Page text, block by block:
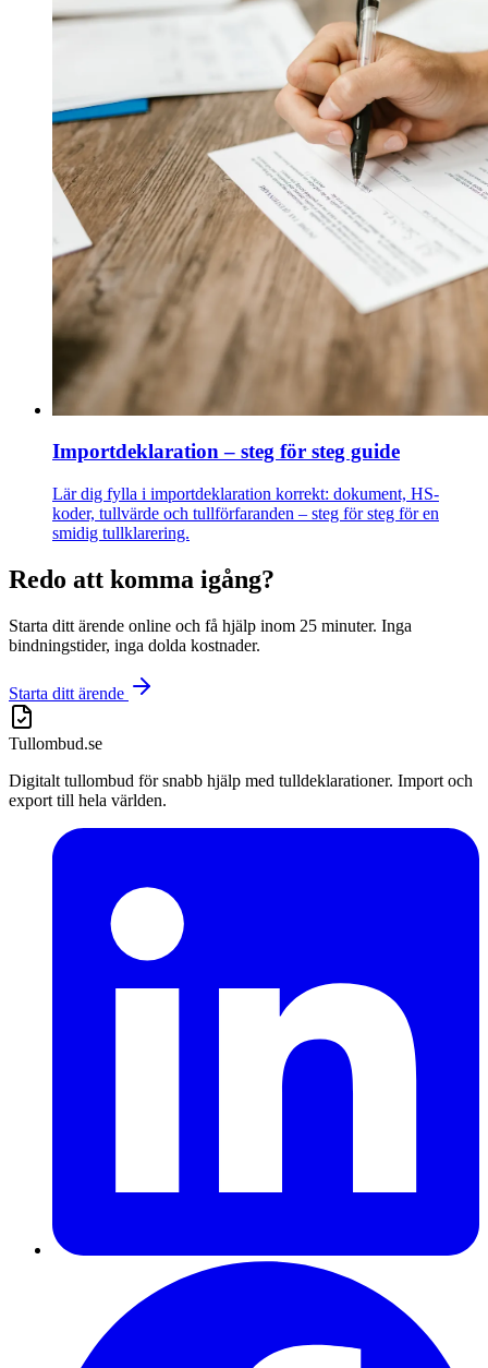
Importdeklaration – steg för steg guide
Lär dig fylla i importdeklaration korrekt: dokument, HS-
koder, tullvärde och tullförfaranden – steg för steg för en
smidig tullklarering.
Redo att komma igång?
Starta ditt ärende online och få hjälp inom 25 minuter. Inga
bindningstider, inga dolda kostnader.
Starta ditt ärende
Tullombud.se
Digitalt tullombud för snabb hjälp med tulldeklarationer. Import och
export till hela världen.